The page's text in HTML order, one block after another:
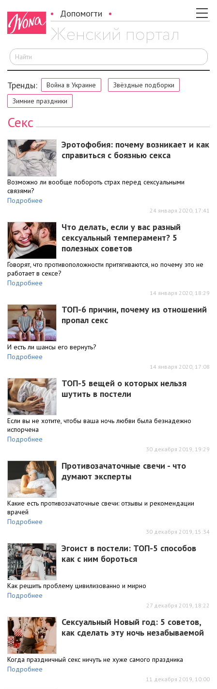
Допомогти
Тренды: Война в Украине
Звёздные подборки
Зимние праздники
Секс
Эротофобия: почему возникает и как
справиться с боязнью секса
Возможно ли вообще побороть страх перед сексуальными
связями?
Подробнее
24 января 2020, 17:41
Что делать, если у вас разный
сексуальный темперамент? 5
полезных советов
Говорят, что противоположности притягиваются, но почему это не
работает в сексе?
Подробнее
14 января 2020, 18:29
ТОП-6 причин, почему из отношений
пропал секс
И есть ли шансы его вернуть?
Подробнее
14 января 2020, 17:08
ТОП-5 вещей о которых нельзя
шутить в постели
Если вы не хотите, чтобы ваша ночь любви была безнадежно
испорчена
Подробнее
30 декабря 2019, 19:29
Противозачаточные свечи - что
думают эксперты
Какие есть противозачаточные свечи: отзывы и рекомендации
врачей
Подробнее
30 декабря 2019, 15:34
Эгоист в постели: ТОП-5 способов
как с ним бороться
Как решить проблему цивилизованно и мирно
Подробнее
27 декабря 2019, 18:22
Сексуальный Новый год: 5 советов,
как сделать эту ночь незабываемой
Когда праздничный секс ничуть не хуже самого праздника
Подробнее
11 декабря 2019, 10:00